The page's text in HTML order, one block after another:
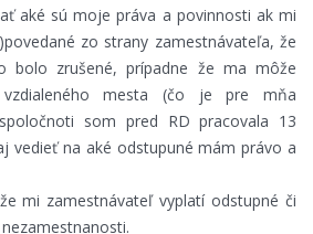
aké sú moje práva a povinnosti ak mi
zo strany zamestnávateľa, že
bolo zrušené, prípadne že ma môže
mesta (čo je pre mňa
som pred RD pracovala 13
vedieť na aké odstupuné mám právo a
mi zamestnávateľ vyplatí odstupné či